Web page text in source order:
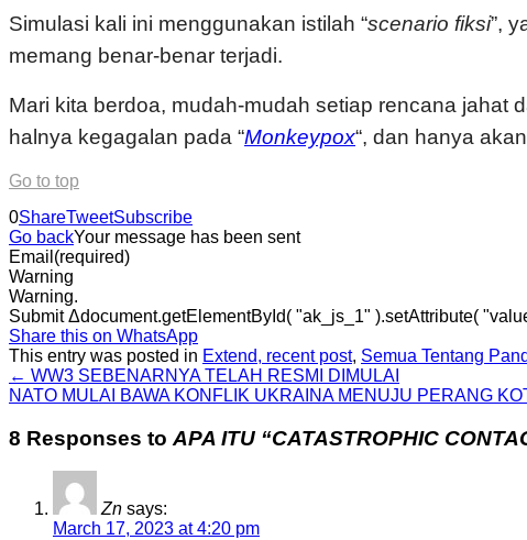
Simulasi kali ini menggunakan istilah “scenario fiksi”,
memang benar-benar terjadi.
Mari kita berdoa, mudah-mudah setiap rencana jahat
halnya kegagalan pada “Monkeypox“, dan hanya
Go to top
0ShareTweetSubscribe
Go backYour message has been sent
Email (required)
Warning
Warning.
Submit Δdocument.getElementById( "ak_js_1" ).setAttribute(
Share this on WhatsApp
This entry was posted in Extend, recent post, Semua Tentang
← WW3 SEBENARNYA TELAH RESMI DIMULAI
NATO MULAI BAWA KONFLIK UKRAINA MENUJU PERANG
8 Responses to APA ITU “CATASTROPHIC
Zn says:
March 17, 2023 at 4:20 pm